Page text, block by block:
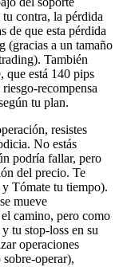
contra, la pérdida
de que esta pérdida
(gracias a un tamaño
También
que está 140 pips
recompensa
tu plan.
resistes
No estás
podría fallar, pero
del precio. Te
Tómate tu tiempo).
mueve
camino, pero como
tu stop-loss en su
operaciones
operar),